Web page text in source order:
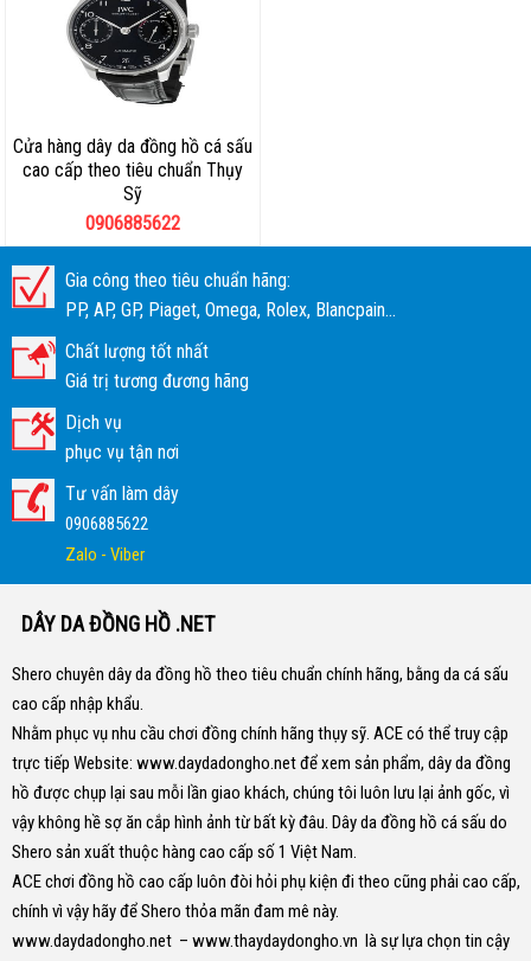
Cửa hàng dây da đồng hồ cá sấu
cao cấp theo tiêu chuẩn Thụy
Sỹ
0906885622
Gia công theo tiêu chuẩn hãng:
PP, AP, GP, Piaget, Omega, Rolex, Blancpain...
Chất lượng tốt nhất
Giá trị tương đương hãng
Dịch vụ
phục vụ tận nơi
Tư vấn làm dây
0906885622
Zalo - Viber
DÂY DA ĐỒNG HỒ .NET
Shero chuyên dây da đồng hồ theo tiêu chuẩn chính hãng, bằng da cá sấu
cao cấp nhập khẩu.
Nhằm phục vụ nhu cầu chơi đồng chính hãng thụy sỹ. ACE có thể truy cập
trực tiếp Website: www.daydadongho.netđể xem sản phẩm, dây da đồng
hồ được chụp lại sau mỗi lần giao khách, chúng tôi luôn lưu lại ảnh gốc, vì
vậy không hề sợ ăn cắp hình ảnh từ bất kỳ đâu. Dây da đồng hồ cá sấu do
Shero sản xuất thuộc hàng cao cấp số 1 Việt Nam.
ACE chơi đồng hồ cao cấp luôn đòi hỏi phụ kiện đi theo cũng phải cao cấp,
chính vì vậy hãy để Shero thỏa mãn đam mê này.
www.daydadongho.net – www.thaydaydongho.vn là sự lựa chọn tin cậy